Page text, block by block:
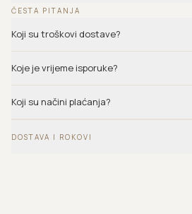
ČESTA PITANJA
Koji su troškovi dostave?
Koje je vrijeme isporuke?
Koji su načini plaćanja?
DOSTAVA I ROKOVI